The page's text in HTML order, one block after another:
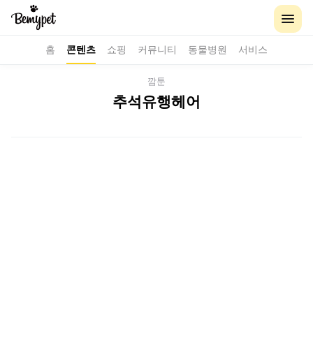
홈 콘텐츠 쇼핑 커뮤니티 동물병원 서비스
깜툰
추석유행헤어